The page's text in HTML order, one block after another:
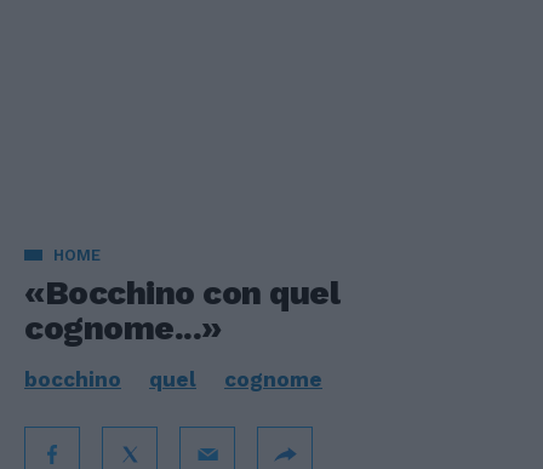
HOME
«Bocchino con quel
cognome...»
bocchino quel cognome